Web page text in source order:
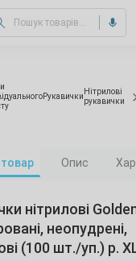
Рукавички
Нітрилові
рукавички
Опис
нітрилові
неопудрені,
(100 шт./уп.) р.